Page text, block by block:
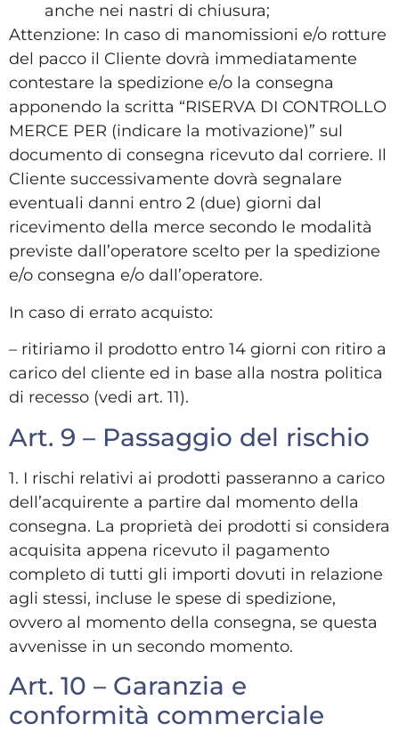
anche nei nastri di chiusura;
Attenzione: In caso di manomissioni e/o rotture
del pacco il Cliente dovrà immediatamente
contestare la spedizione e/o la consegna
apponendo la scritta “RISERVA DI CONTROLLO
MERCE PER (indicare la motivazione)” sul
documento di consegna ricevuto dal corriere. Il
Cliente successivamente dovrà segnalare
eventuali danni entro 2 (due) giorni dal
ricevimento della merce secondo le modalità
previste dall’operatore scelto per la spedizione
e/o consegna e/o dall’operatore.
In caso di errato acquisto:
– ritiriamo il prodotto entro 14 giorni con ritiro a
carico del cliente ed in base alla nostra politica
di recesso (vedi art. 11).
Art. 9 – Passaggio del rischio
1. I rischi relativi ai prodotti passeranno a carico
dell’acquirente a partire dal momento della
consegna. La proprietà dei prodotti si considera
acquisita appena ricevuto il pagamento
completo di tutti gli importi dovuti in relazione
agli stessi, incluse le spese di spedizione,
ovvero al momento della consegna, se questa
avvenisse in un secondo momento.
Art. 10 – Garanzia e
conformità commerciale